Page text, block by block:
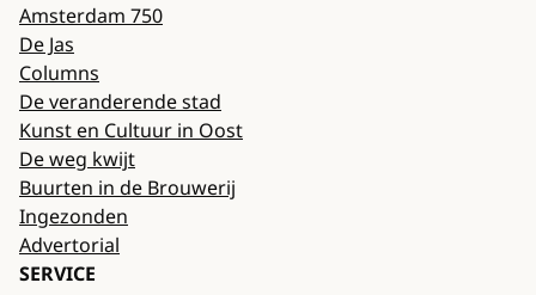
Amsterdam 750
De Jas
Columns
De veranderende stad
Kunst en Cultuur in Oost
De weg kwijt
Buurten in de Brouwerij
Ingezonden
Advertorial
SERVICE